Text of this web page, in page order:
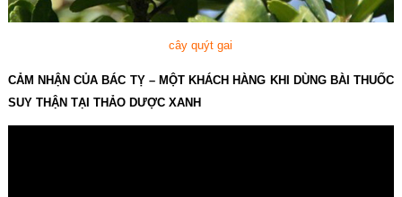
cây quýt gai
CẢM NHẬN CỦA BÁC TỴ – MỘT KHÁCH HÀNG KHI DÙNG BÀI THUỐC
SUY THẬN TẠI THẢO DƯỢC XANH